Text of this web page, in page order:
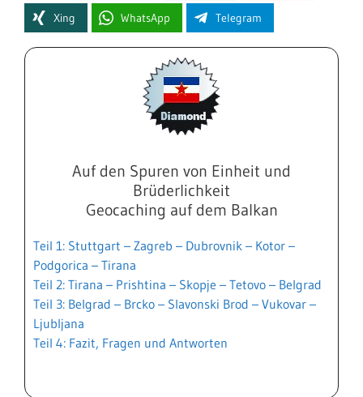
Xing WhatsApp Telegram
Auf den Spuren von Einheit und
Brüderlichkeit
Geocaching auf dem Balkan
Teil 1: Stuttgart – Zagreb – Dubrovnik – Kotor –
Podgorica – Tirana
Teil 2: Tirana – Prishtina – Skopje – Tetovo – Belgrad
Teil 3: Belgrad – Brcko – Slavonski Brod – Vukovar –
Ljubljana
Teil 4: Fazit, Fragen und Antworten